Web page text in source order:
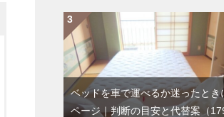
ベッドを車で運べるか迷ったとき
ページ｜判断の目安と代替案 （